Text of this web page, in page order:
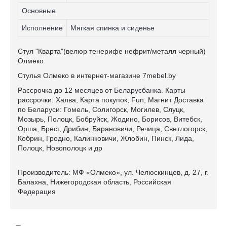
Основные
Исполнение Мягкая спинка и сиденье
Стул "Кварта"(велюр тенерифе нефрит/металл черный)
Олмеко
Стулья Олмеко в интернет-магазине 7mebel.by
Рассрочка до 12 месяцев от Беларусбанка. Карты
рассрочки: Халва, Карта покупок, Fun, Магнит Доставка
по Беларуси: Гомель, Солигорск, Могилев, Слуцк,
Мозырь, Полоцк, Бобруйск, Жодино, Борисов, Витебск,
Орша, Брест, Дрибин, Барановичи, Речица, Светлогорск,
Кобрин, Гродно, Калинковичи, Жлобин, Пинск, Лида,
Полоцк, Новополоцк и др
Производитель: МФ «Олмеко», ул. Челюскинцев, д. 27, г.
Балахна, Нижегородская область, Российская
Федерация